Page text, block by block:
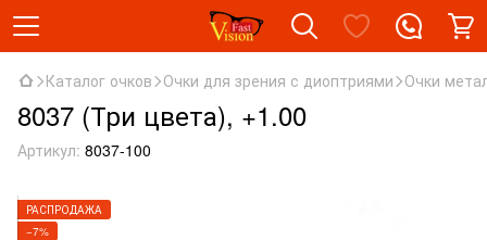
Каталог очков Очки для зрения с диоптриями Очки
8037 (Три цвета), +1.00
Артикул: 8037-100
РАСПРОДАЖА
−7%